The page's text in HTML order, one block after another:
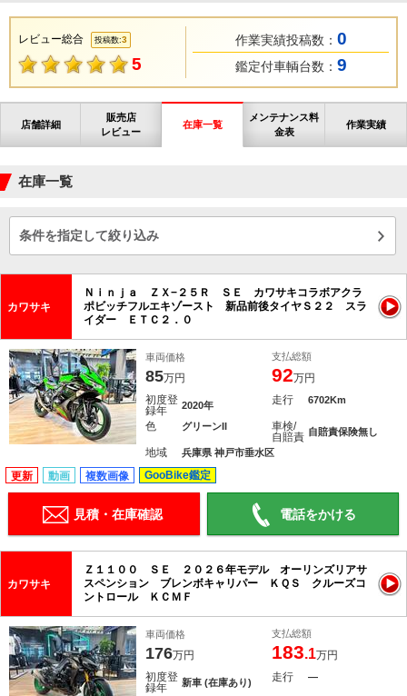
レビュー総合 投稿数:3
5
作業実績投稿数： 0
鑑定付車輌台数： 9
店舗詳細
販売店
レビュー
在庫一覧
メンテナンス料
金表
作業実績
在庫一覧
条件を指定して絞り込み
カワサキ
Ｎｉｎｊａ ＺＸ−２５Ｒ ＳＥ カワサキコラボアクラ
ポビッチフルエキゾースト 新品前後タイヤＳ２２ スラ
イダー ＥＴＣ２．０
車両価格
85万円
支払総額
92万円
初度登
録年
2020年 走行 6702Km
色 グリーンII
車検/
自賠責 自賠責保険無し
地域 兵庫県 神戸市垂水区
更新 動画 複数画像 GooBike鑑定
見積・在庫確認 電話をかける
カワサキ
Ｚ１１００ ＳＥ ２０２６年モデル オーリンズリアサ
スペンション ブレンボキャリパー ＫＱＳ クルーズコ
ントロール ＫＣＭＦ
車両価格
176万円
支払総額
183.1万円
初度登
録年
新車 (在庫あり) 走行 ―